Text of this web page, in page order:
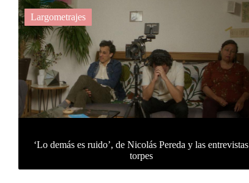
Largometrajes
‘Lo demás es ruido’, de Nicolás Pereda y las entrevistas
torpes